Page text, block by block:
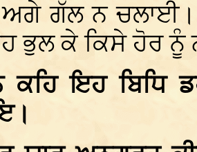
ਅਗੇ ਗੱਲ ਨ
ਭੁਲ ਕੇ ਕਿਸੇ ਹੋਰ ਨੂੰ
ਕਹਿ ਇਹ ਬਿਧਿ